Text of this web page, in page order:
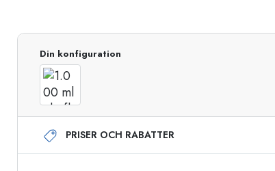
Airless dispenser
Roll on-flaskor
Burkar
Din konfiguration
PRISER OCH RABATTER